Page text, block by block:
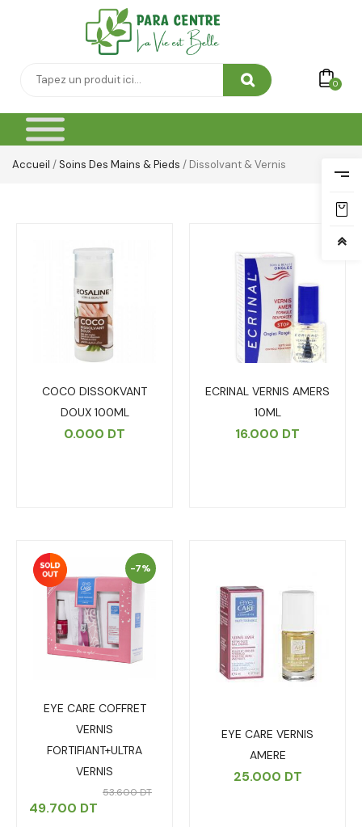
0
Accueil /Soins Des Mains & Pieds / Dissolvant & Vernis
COCO DISSOKVANT
DOUX 100ML
0.000 DT
ECRINAL VERNIS AMERS
10ML
16.000 DT
-7%
EYE CARE COFFRET
VERNIS
FORTIFIANT+ULTRA
VERNIS
53.600DT
49.700 DT
EYE CARE VERNIS
AMERE
25.000 DT